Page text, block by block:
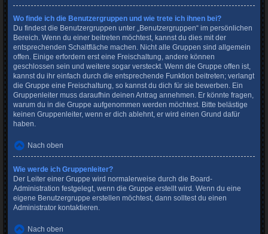
Wo finde ich die Benutzergruppen und wie trete ich ihnen bei?
Du findest die Benutzergruppen unter „Benutzergruppen“ im persönlichen
Bereich. Wenn du einer beitreten möchtest, kannst du dies mit der
entsprechenden Schaltfläche machen. Nicht alle Gruppen sind allgemein
offen. Einige erfordern erst eine Freischaltung, andere können
geschlossen sein und weitere sogar versteckt. Wenn die Gruppe offen ist,
kannst du ihr einfach durch die entsprechende Funktion beitreten; verlangt
die Gruppe eine Freischaltung, so kannst du dich für sie bewerben. Ein
Gruppenleiter muss daraufhin deinen Antrag annehmen. Er könnte fragen,
warum du in die Gruppe aufgenommen werden möchtest. Bitte belästige
keinen Gruppenleiter, wenn er dich ablehnt, er wird einen Grund dafür
haben.
Nach oben
Wie werde ich Gruppenleiter?
Der Leiter einer Gruppe wird normalerweise durch die Board-
Administration festgelegt, wenn die Gruppe erstellt wird. Wenn du eine
eigene Benutzergruppe erstellen möchtest, dann solltest du einen
Administrator kontaktieren.
Nach oben